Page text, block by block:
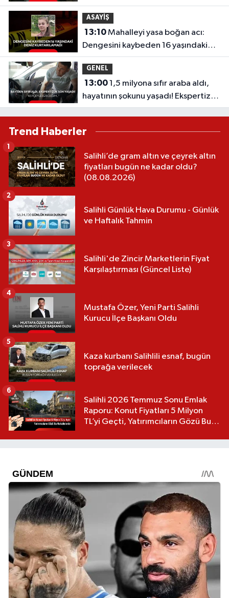
hayatını kaybetti!
ASAYİŞ
13:10Mahalleyi yasa boğan acı:
Dengesini kaybeden 16 yaşındaki
Deniz kurtarılamadı
GENEL
13:001,5 milyona sıfır araba aldı,
hayatının şokunu yaşadı! Ekspertize
götürünce gerçek ortaya çıktı
Trend Haberler
Salihli’de gram altın ve çeyrek altın
fiyatları bugün ne kadar oldu?
(08.08.2026)
1
Salihli Günlük Hava Durumu - Günlük
ve Haftalık Tahmin
2
Salihli'de Zincir Marketlerin Fiyat
Karşılaştırması (Güncel Liste)
3
Mustafa Özer, Yeni Parti Salihli
Kurucu İlçe Başkanı Oldu
4
Kaza kurbanı Salihlili esnaf, bugün
toprağa verilecek
5
Salihli 2026 Temmuz Sonu Emlak
Raporu: Konut Fiyatları 5 Milyon
TL’yi Geçti, Yatırımcıların Gözü Bu
6